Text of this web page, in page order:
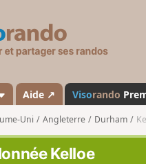
s
a
n
d
o
Aide ↗ Visorando
Uni Angleterre Durham
Kelloe